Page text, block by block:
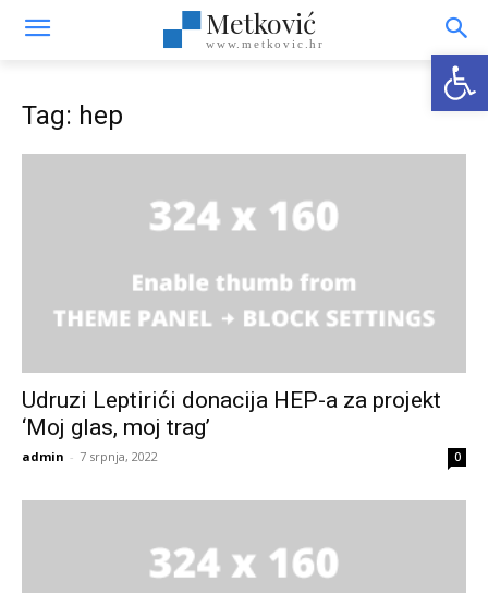
Metković
www.metkovic.hr
Tag: hep
Udruzi Leptirići donacija HEP-a za projekt
‘Moj glas, moj trag’
admin - 7 srpnja, 2022 0